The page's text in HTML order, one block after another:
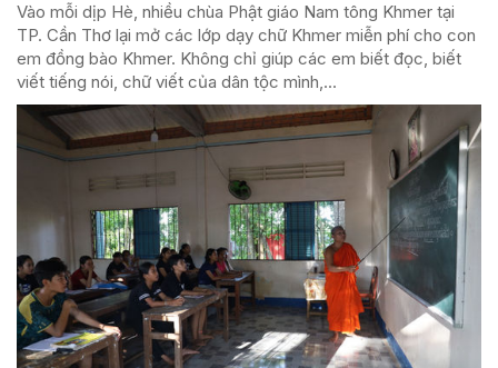
Vào mỗi dịp Hè, nhiều chùa Phật giáo Nam tông Khmer tại
TP. Cần Thơ lại mở các lớp dạy chữ Khmer miễn phí cho con
em đồng bào Khmer. Không chỉ giúp các em biết đọc, biết
viết tiếng nói, chữ viết của dân tộc mình,...